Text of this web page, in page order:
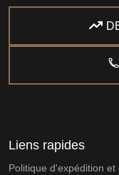
Liens rapides
Politique d'expédition et